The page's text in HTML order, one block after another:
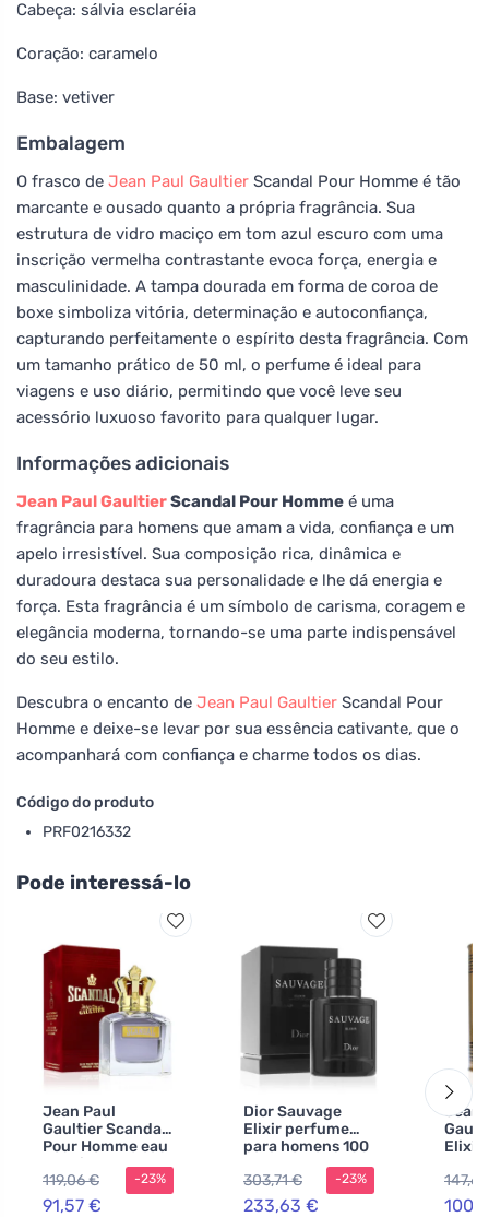
Cabeça: sálvia esclaréia
Coração: caramelo
Base: vetiver
Embalagem
O frasco de Jean Paul Gaultier Scandal Pour Homme é tão
marcante e ousado quanto a própria fragrância. Sua
estrutura de vidro maciço em tom azul escuro com uma
inscrição vermelha contrastante evoca força, energia e
masculinidade. A tampa dourada em forma de coroa de
boxe simboliza vitória, determinação e autoconfiança,
capturando perfeitamente o espírito desta fragrância. Com
um tamanho prático de 50 ml, o perfume é ideal para
viagens e uso diário, permitindo que você leve seu
acessório luxuoso favorito para qualquer lugar.
Informações adicionais
Jean Paul GaultierScandal Pour Homme é uma
fragrância para homens que amam a vida, confiança e um
apelo irresistível. Sua composição rica, dinâmica e
duradoura destaca sua personalidade e lhe dá energia e
força. Esta fragrância é um símbolo de carisma, coragem e
elegância moderna, tornando-se uma parte indispensável
do seu estilo.
Descubra o encanto de Jean Paul Gaultier Scandal Pour
Homme e deixe-se levar por sua essência cativante, que o
acompanhará com confiança e charme todos os dias.
Código do produto
PRF0216332
Pode interessá-lo
Jean Paul
Gaultier Scandal
Pour Homme eau
de toilette 100 ml
para homens
119,06 €
91,57 €
-23%
Dior Sauvage
Elixir perfume
para homens 100
303,71 €
233,63 €
-23%
Jean
Elixir
ml